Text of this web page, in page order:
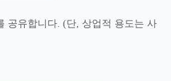
공유합니다. (단, 상업적 용도는 사